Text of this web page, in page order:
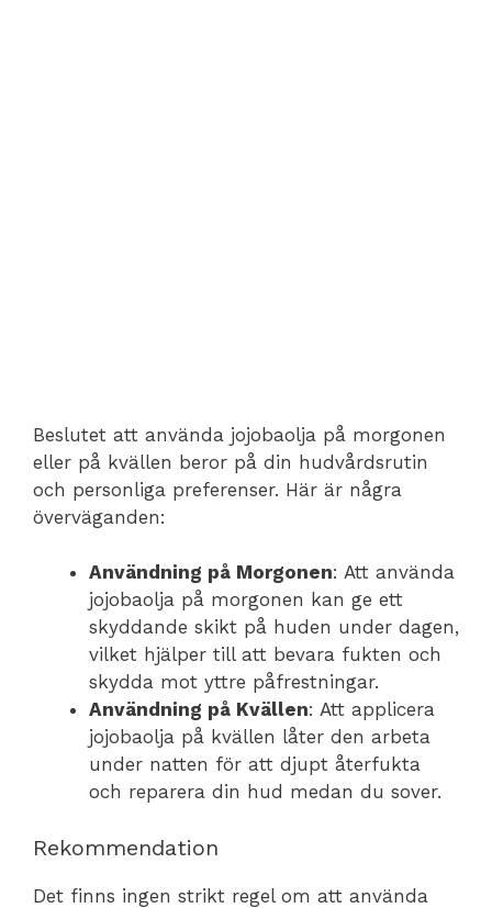
Beslutet att använda jojobaolja på morgonen
eller på kvällen beror på din hudvårdsrutin
och personliga preferenser. Här är några
överväganden:
Användning på Morgonen: Att använda
jojobaolja på morgonen kan ge ett
skyddande skikt på huden under dagen,
vilket hjälper till att bevara fukten och
skydda mot yttre påfrestningar.
Användning på Kvällen: Att applicera
jojobaolja på kvällen låter den arbeta
under natten för att djupt återfukta
och reparera din hud medan du sover.
Rekommendation
Det finns ingen strikt regel om att använda